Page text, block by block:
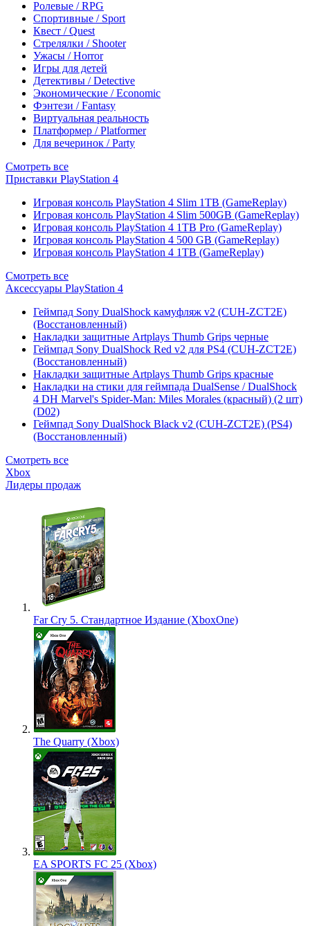
Ролевые / RPG
Спортивные / Sport
Квест / Quest
Стрелялки / Shooter
Ужасы / Horror
Игры для детей
Детективы / Detective
Экономические / Economic
Фэнтези / Fantasy
Виртуальная реальность
Платформер / Platformer
Для вечеринок / Party
Смотреть все
Приставки PlayStation 4
Игровая консоль PlayStation 4 Slim 1TB (GameReplay)
Игровая консоль PlayStation 4 Slim 500GB (GameReplay)
Игровая консоль PlayStation 4 1TB Pro (GameReplay)
Игровая консоль PlayStation 4 500 GB (GameReplay)
Игровая консоль PlayStation 4 1TB (GameReplay)
Смотреть все
Аксессуары PlayStation 4
Геймпад Sony DualShock камуфляж v2 (CUH-ZCT2E)
(Восстановленный)
Накладки защитные Artplays Thumb Grips черные
Геймпад Sony DualShock Red v2 для PS4 (CUH-ZCT2E)
(Восстановленный)
Накладки защитные Artplays Thumb Grips красные
Накладки на стики для геймпада DualSense / DualShock
4 DH Marvel's Spider-Man: Miles Morales (красный) (2 шт)
(D02)
Геймпад Sony DualShock Black v2 (CUH-ZCT2E) (PS4)
(Восстановленный)
Смотреть все
Xbox
Лидеры продаж
Far Cry 5. Стандартное Издание (XboxOne)
The Quarry (Xbox)
EA SPORTS FC 25 (Xbox)